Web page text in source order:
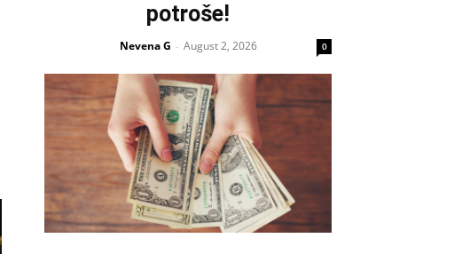
potroše!
Nevena G - August 2, 2026 0